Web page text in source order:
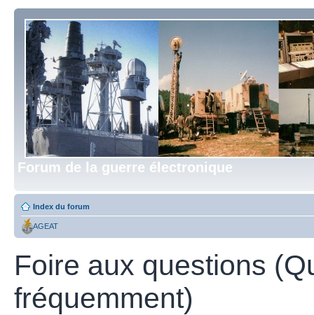
Forum de la guerre électronique
Index du forum
AGEAT
Foire aux questions
fréquemment)